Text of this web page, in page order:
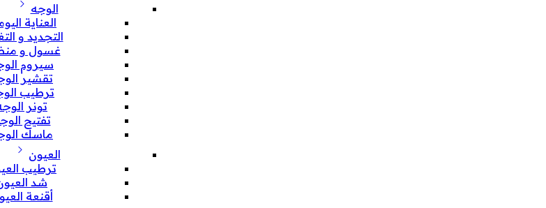
الوجه
العناية
التجديد و
غسول و
سيروم
تقشير
ترطيب
تونر
تفتيح
ماسك
العيون
ترطيب
شد
أقنعة